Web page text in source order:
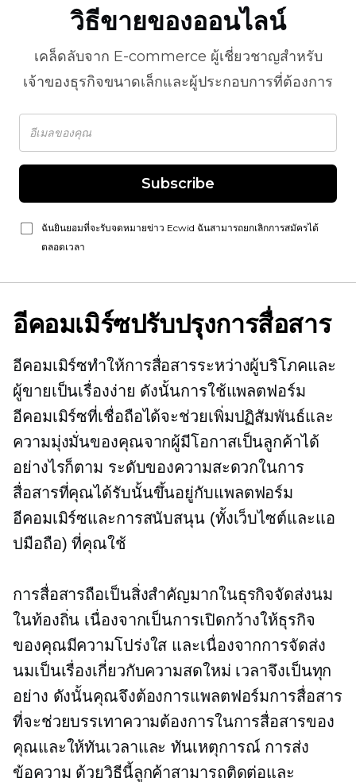
วิธีขายของออนไลน์
เคล็ดลับจาก E-commerce ผู้เชี่ยวชาญสำหรับ
เจ้าของธุรกิจขนาดเล็กและผู้ประกอบการที่ต้องการ
Subscribe
ฉันยินยอมที่จะรับจดหมายข่าว Ecwid ฉันสามารถยกเลิกการสมัครได้
ตลอดเวลา
อีคอมเมิร์ซปรับปรุงการสื่อสาร
อีคอมเมิร์ซทำให้การสื่อสารระหว่างผู้บริโภคและ
ผู้ขายเป็นเรื่องง่าย ดังนั้นการใช้แพลตฟอร์ม
อีคอมเมิร์ซที่เชื่อถือได้จะช่วยเพิ่มปฏิสัมพันธ์และ
ความมุ่งมั่นของคุณจากผู้มีโอกาสเป็นลูกค้าได้
อย่างไรก็ตาม ระดับของความสะดวกในการ
สื่อสารที่คุณได้รับนั้นขึ้นอยู่กับแพลตฟอร์ม
อีคอมเมิร์ซและการสนับสนุน (ทั้งเว็บไซต์และแอ
ปมือถือ) ที่คุณใช้
การสื่อสารถือเป็นสิ่งสำคัญมากในธุรกิจจัดส่งนม
ในท้องถิ่น เนื่องจากเป็นการเปิดกว้างให้ธุรกิจ
ของคุณมีความโปร่งใส และเนื่องจากการจัดส่ง
นมเป็นเรื่องเกี่ยวกับความสดใหม่ เวลาจึงเป็นทุก
อย่าง ดังนั้นคุณจึงต้องการแพลตฟอร์มการสื่อสาร
ที่จะช่วยบรรเทาความต้องการในการสื่อสารของ
คุณและให้ทันเวลาและทันเหตุการณ์ การส่ง
ข้อความ ด้วยวิธีนี้ลูกค้าสามารถติดต่อและ